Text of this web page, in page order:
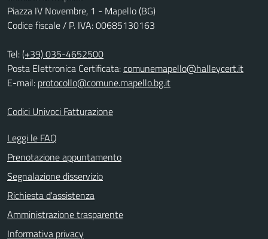
Piazza IV Novembre, 1 - Mapello (BG)
Codice fiscale / P. IVA: 00685130163
Tel:(+39) 035-4652500
Posta Elettronica Certificata:comunemapello@halleycert.it
E-mail: protocollo@comune.mapello.bg.it
Codici Univoci Fatturazione
Leggi le FAQ
Prenotazione appuntamento
Segnalazione disservizio
Richiesta d'assistenza
Amministrazione trasparente
Informativa privacy